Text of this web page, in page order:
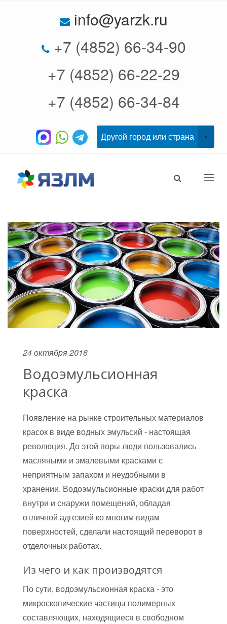
info@yarzk.ru
+7 (4852) 66-34-90
+7 (4852) 66-22-29
+7 (4852) 66-34-84
24 октября 2016
Водоэмульсионная
краска
Появление на рынке строительных материалов
красок в виде водных эмульсий - настоящая
революция. До этой поры люди пользовались
масляными и эмалевыми красками с
неприятным запахом и неудобными в
хранении. Водоэмульсионные краски для работ
внутри и снаружи помещений, обладая
отличной адгезией ко многим видам
поверхностей, сделали настоящий переворот в
отделочных работах.
Из чего и как производятся
По сути, водоэмульсионная краска - это
микроскопические частицы полимерных
составляющих, находящиеся в свободном